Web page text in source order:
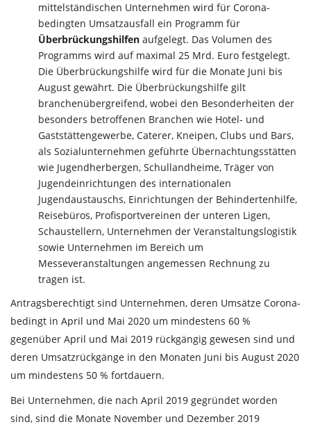
mittelständischen Unternehmen wird für Corona-
bedingten Umsatzausfall ein Programm für
Überbrückungshilfen aufgelegt. Das Volumen des
Programms wird auf maximal 25 Mrd. Euro festgelegt.
Die Überbrückungshilfe wird für die Monate Juni bis
August gewährt. Die Überbrückungshilfe gilt
branchenübergreifend, wobei den Besonderheiten der
besonders betroffenen Branchen wie Hotel- und
Gaststättengewerbe, Caterer, Kneipen, Clubs und Bars,
als Sozialunternehmen geführte Übernachtungsstätten
wie Jugendherbergen, Schullandheime, Träger von
Jugendeinrichtungen des internationalen
Jugendaustauschs, Einrichtungen der Behindertenhilfe,
Reisebüros, Profisportvereinen der unteren Ligen,
Schaustellern, Unternehmen der Veranstaltungslogistik
sowie Unternehmen im Bereich um
Messeveranstaltungen angemessen Rechnung zu
tragen ist.
Antragsberechtigt sind Unternehmen, deren Umsätze Corona-
bedingt in April und Mai 2020 um mindestens 60 %
gegenüber April und Mai 2019 rückgängig gewesen sind und
deren Umsatzrückgänge in den Monaten Juni bis August 2020
um mindestens 50 % fortdauern.
Bei Unternehmen, die nach April 2019 gegründet worden
sind, sind die Monate November und Dezember 2019